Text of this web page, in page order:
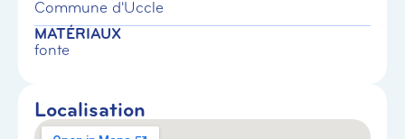
Commune d'Uccle
MATÉRIAUX
fonte
Localisation